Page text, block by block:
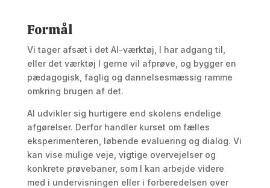
Formål
Vi tager afsæt i det AI-værktøj, I har adgang til,
eller det værktøj I gerne vil afprøve, og bygger en
pædagogisk, faglig og dannelsesmæssig ramme
omkring brugen af det.
AI udvikler sig hurtigere end skolens endelige
afgørelser. Derfor handler kurset om fælles
eksperimenteren, løbende evaluering og dialog. Vi
kan vise mulige veje, vigtige overvejelser og
konkrete prøvebaner, som I kan arbejde videre
med i undervisningen eller i forberedelsen over